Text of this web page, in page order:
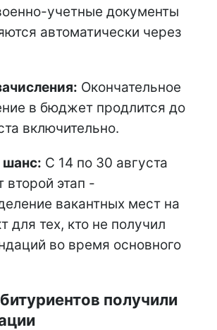
учетные документы
автоматически через
Окончательное
в бюджет продлится до
включительно.
шанс: С 14 по 30 августа
второй этап -
вакантных мест на
для тех, кто не получил
во время основного
получили